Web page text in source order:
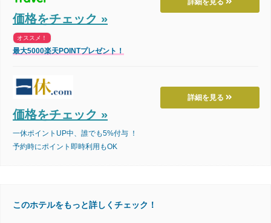
詳細を見る
価格をチェック »
オススメ！
最大5000楽天POINTプレゼント！
詳細を見る
価格をチェック »
一休ポイントUP中、誰でも5%付与 ！
予約時にポイント即時利用もOK
このホテルをもっと詳しくチェック！